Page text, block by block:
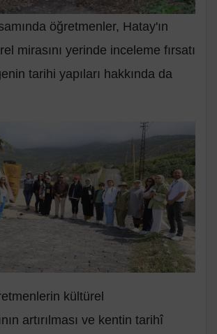
öğretmenler, Hatay'ın
mirasını yerinde inceleme fırsatı
tarihi yapıları hakkında da
kültürel
artırılması ve kentin tarihî